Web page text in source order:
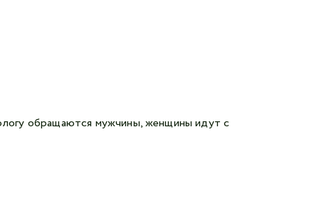
обращаются мужчины, женщины идут с